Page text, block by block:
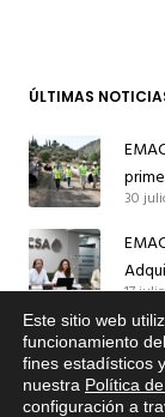
ÚLTIMAS
el
30
sus
17
13
Este sitio web
funcionamiento
fines estadísticos
nuestra Política
configuración a